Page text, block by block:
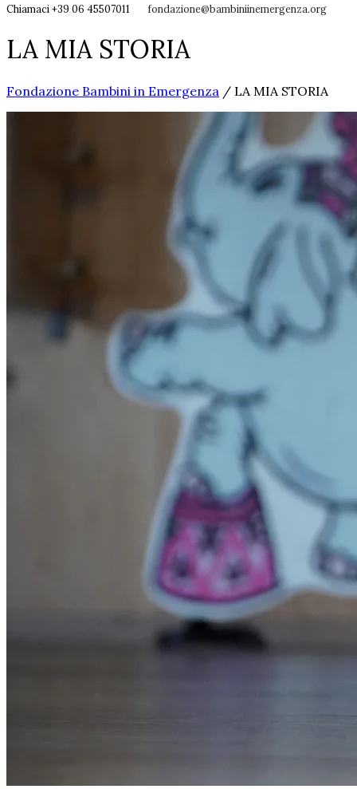
Chiamaci +39 06 45507011 fondazione@bambiniinemergenza.org
LA MIA STORIA
Fondazione Bambini in Emergenza / LA MIA STORIA